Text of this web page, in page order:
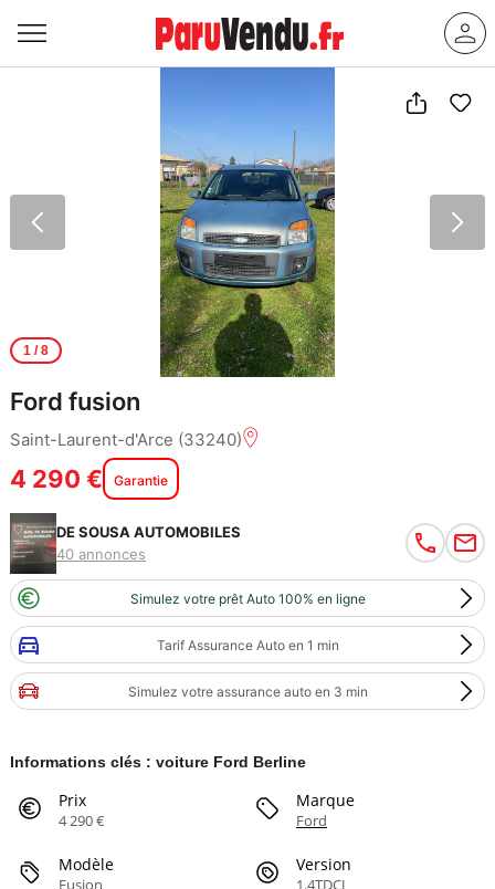
1/ 8
Ford fusion
Saint-Laurent-d'Arce (33240)
4 290 € Garantie
DE SOUSA AUTOMOBILES
40 annonces
Simulez votre prêt Auto 100% en ligne
Tarif Assurance Auto en 1 min
Simulez votre assurance auto en 3 min
Informations clés : voiture Ford Berline
Prix
4 290 €
Marque
Ford
Modèle Version